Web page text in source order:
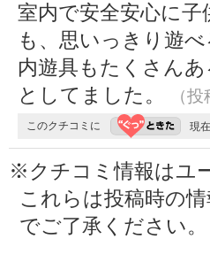
室内で安全安心に
も、思いっきり遊
内遊具もたくさん
としてました。
（
このクチコミに 現在
※クチコミ情報はユ
これらは投稿時の
でご了承ください。